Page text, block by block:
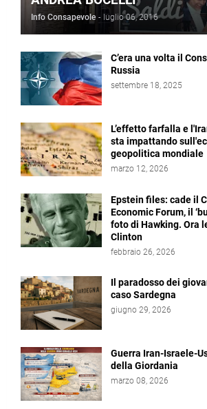
Info Consapevole - luglio 06, 2016
C’era una volta il
Russia
settembre 18, 2025
L’effetto farfalla e
sta impattando
geopolitica mondiale
marzo 12, 2026
Epstein files: cade il
Economic Forum, il
foto di Hawking. Ora
Clinton
febbraio 26, 2026
Il paradosso dei
caso Sardegna
giugno 29, 2026
Guerra Iran-Israele-
della Giordania
marzo 08, 2026